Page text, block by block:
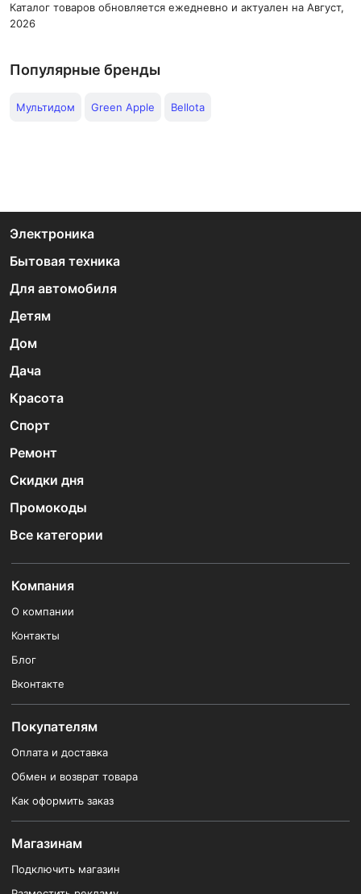
Каталог товаров обновляется ежедневно и актуален на Август,
2026
Популярные бренды
Мультидом Green Apple Bellota
Электроника
Бытовая техника
Для автомобиля
Детям
Дом
Дача
Красота
Спорт
Ремонт
Скидки дня
Промокоды
Все категории
Компания
О компании
Контакты
Блог
Вконтакте
Покупателям
Оплата и доставка
Обмен и возврат товара
Как оформить заказ
Магазинам
Подключить магазин